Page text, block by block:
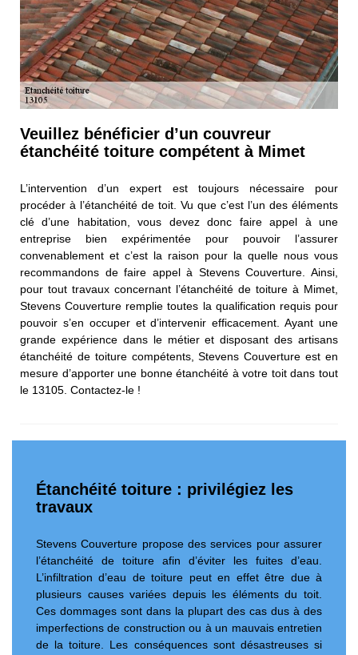
Veuillez bénéficier d’un couvreur
étanchéité toiture compétent à Mimet
L’intervention d’un expert est toujours nécessaire pour
procéder à l’étanchéité de toit. Vu que c’est l’un des éléments
clé d’une habitation, vous devez donc faire appel à une
entreprise bien expérimentée pour pouvoir l’assurer
convenablement et c’est la raison pour la quelle nous vous
recommandons de faire appel à Stevens Couverture. Ainsi,
pour tout travaux concernant l’étanchéité de toiture à Mimet,
Stevens Couverture remplie toutes la qualification requis pour
pouvoir s’en occuper et d’intervenir efficacement. Ayant une
grande expérience dans le métier et disposant des artisans
étanchéité de toiture compétents, Stevens Couverture est en
mesure d’apporter une bonne étanchéité à votre toit dans tout
le 13105. Contactez-le !
Étanchéité toiture : privilégiez les
travaux
Stevens Couverture propose des services pour assurer
l’étanchéité de toiture afin d’éviter les fuites d’eau.
L’infiltration d’eau de toiture peut en effet être due à
plusieurs causes variées depuis les éléments du toit.
Ces dommages sont dans la plupart des cas dus à des
imperfections de construction ou à un mauvais entretien
de la toiture. Les conséquences sont désastreuses si